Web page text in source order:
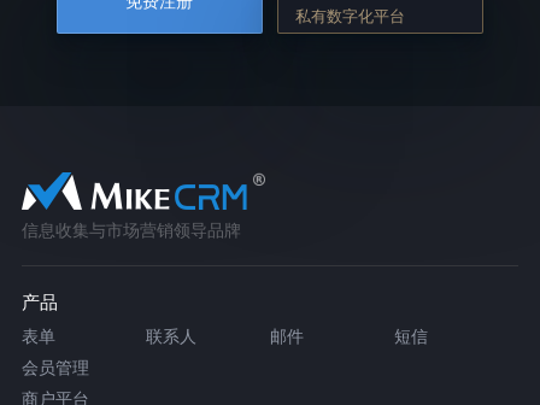
私有数字化平台
信息收集与市场营销领导品牌
产品
表单 联系人 邮件
短信
会员管理
商户平台